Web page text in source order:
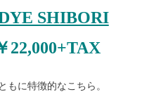
SHIBORI
22,000+TAX
もに特徴的なこちら。